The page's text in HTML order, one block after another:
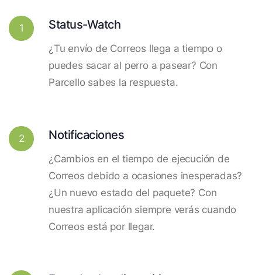
1 Status-Watch
¿Tu envío de Correos llega a tiempo o
puedes sacar al perro a pasear? Con
Parcello sabes la respuesta.
2 Notificaciones
¿Cambios en el tiempo de ejecución de
Correos debido a ocasiones inesperadas?
¿Un nuevo estado del paquete? Con
nuestra aplicación siempre verás cuando
Correos está por llegar.